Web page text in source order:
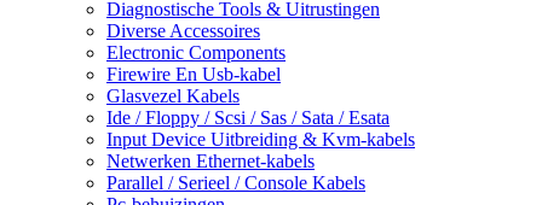
Diagnostische Tools & Uitrustingen
Diverse Accessoires
Electronic Components
Firewire En Usb-kabel
Glasvezel Kabels
Ide / Floppy / Scsi / Sas / Sata / Esata
Input Device Uitbreiding & Kvm-kabels
Netwerken Ethernet-kabels
Parallel / Serieel / Console Kabels